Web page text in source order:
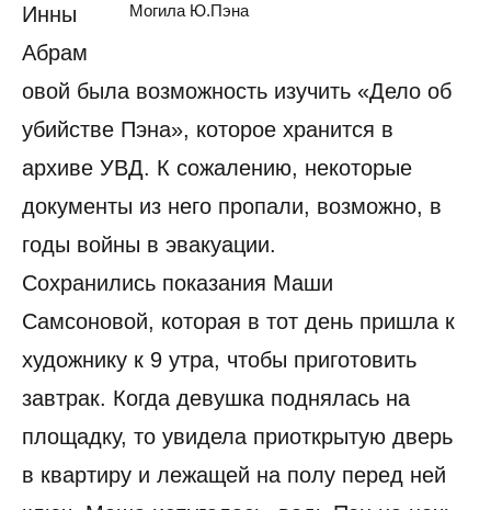
Могила Ю.Пэна
Инны
Абрам
овой была возможность изучить «Дело об
убийстве Пэна», которое хранится в
архиве УВД. К сожалению, некоторые
документы из него пропали, возможно, в
годы войны в эвакуации.
Сохранились показания Маши
Самсоновой, которая в тот день пришла к
художнику к 9 утра, чтобы приготовить
завтрак. Когда девушка поднялась на
площадку, то увидела приоткрытую дверь
в квартиру и лежащей на полу перед ней